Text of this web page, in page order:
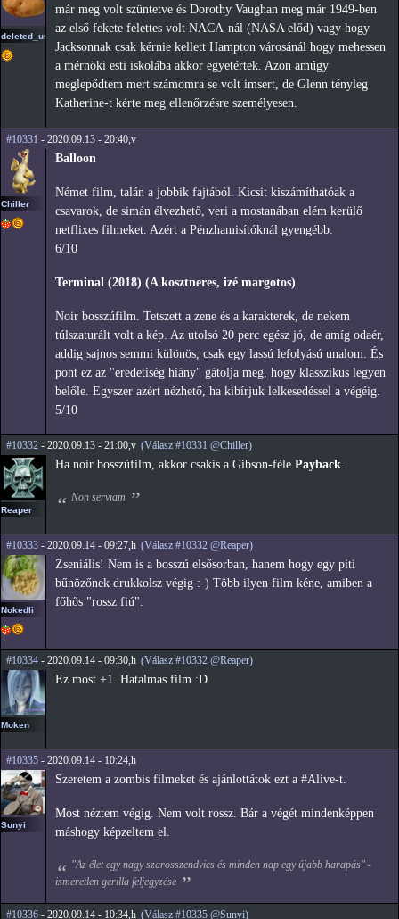
deleted_user2
már meg volt szüntetve és Dorothy Vaughan meg már 1949-ben
az első fekete felettes volt NACA-nál (NASA előd) vagy hogy
Jacksonnak csak kérnie kellett Hampton városánál hogy mehessen
a mérnöki esti iskolába akkor egyetértek. Azon amúgy
meglepődtem mert számomra se volt imsert, de Glenn tényleg
Katherine-t kérte meg ellenőrzésre személyesen.
#10331 - 2020.09.13 - 20:40,v
Chiller
Balloon
Német film, talán a jobbik fajtából. Kicsit kiszámíthatóak a
csavarok, de simán élvezhető, veri a mostanában elém kerülő
netflixes filmeket. Azért a Pénzhamisítóknál gyengébb.
6/10
Terminal (2018) (A kosztneres, izé margotos)
Noir bosszúfilm. Tetszett a zene és a karakterek, de nekem
túlszaturált volt a kép. Az utolsó 20 perc egész jó, de amíg odaér,
addig sajnos semmi különös, csak egy lassú lefolyású unalom. És
pont ez az "eredetiség hiány" gátolja meg, hogy klasszikus legyen
belőle. Egyszer azért nézhető, ha kibírjuk lelkesedéssel a végéig.
5/10
#10332 - 2020.09.13 - 21:00,v (Válasz #10331 @Chiller)
Reaper
Ha noir bosszúfilm, akkor csakis a Gibson-féle Payback.
Non serviam
#10333 - 2020.09.14 - 09:27,h (Válasz #10332 @Reaper)
Nokedli
Zseniális! Nem is a bosszú elsősorban, hanem hogy egy piti
bűnözőnek drukkolsz végig :-) Több ilyen film kéne, amiben a
főhős "rossz fiú".
#10334 - 2020.09.14 - 09:30,h (Válasz #10332 @Reaper)
Moken
Ez most +1. Hatalmas film :D
#10335 - 2020.09.14 - 10:24,h
Sunyi
Szeretem a zombis filmeket és ajánlottátok ezt a #Alive-t.
Most néztem végig. Nem volt rossz. Bár a végét mindenképpen
máshogy képzeltem el.
"Az élet egy nagy szarosszendvics és minden nap egy újabb harapás" -
ismeretlen gerilla feljegyzése
#10336 - 2020.09.14 - 10:34,h (Válasz #10335 @Sunyi)